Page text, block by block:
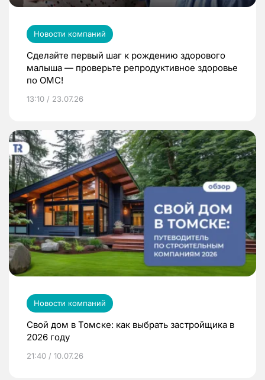
Новости компаний
Сделайте первый шаг к рождению здорового
малыша — проверьте репродуктивное здоровье
по ОМС!
13:10 / 23.07.26
Новости компаний
Свой дом в Томске: как выбрать застройщика в
2026 году
21:40 / 10.07.26